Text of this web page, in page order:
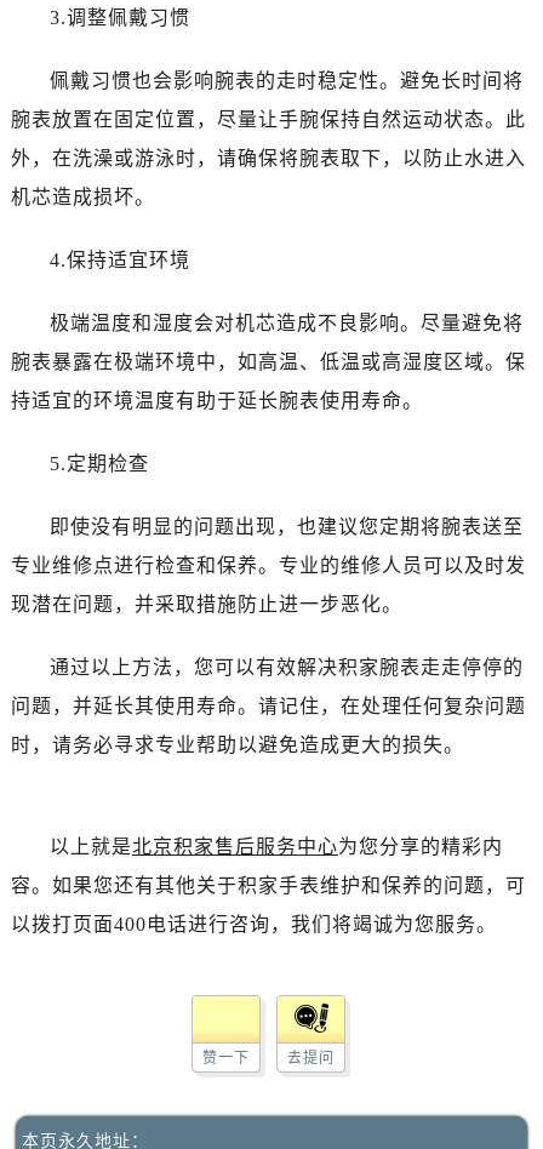
3.调整佩戴习惯
佩戴习惯也会影响腕表的走时稳定性。避免长时间将
腕表放置在固定位置，尽量让手腕保持自然运动状态。此
外，在洗澡或游泳时，请确保将腕表取下，以防止水进入
机芯造成损坏。
4.保持适宜环境
极端温度和湿度会对机芯造成不良影响。尽量避免将
腕表暴露在极端环境中，如高温、低温或高湿度区域。保
持适宜的环境温度有助于延长腕表使用寿命。
5.定期检查
即使没有明显的问题出现，也建议您定期将腕表送至
专业维修点进行检查和保养。专业的维修人员可以及时发
现潜在问题，并采取措施防止进一步恶化。
通过以上方法，您可以有效解决积家腕表走走停停的
问题，并延长其使用寿命。请记住，在处理任何复杂问题
时，请务必寻求专业帮助以避免造成更大的损失。
以上就是北京积家售后服务中心为您分享的精彩内
容。如果您还有其他关于积家手表维护和保养的问题，可
以拨打页面400电话进行咨询，我们将竭诚为您服务。
赞一下 去提问
本页永久地址：